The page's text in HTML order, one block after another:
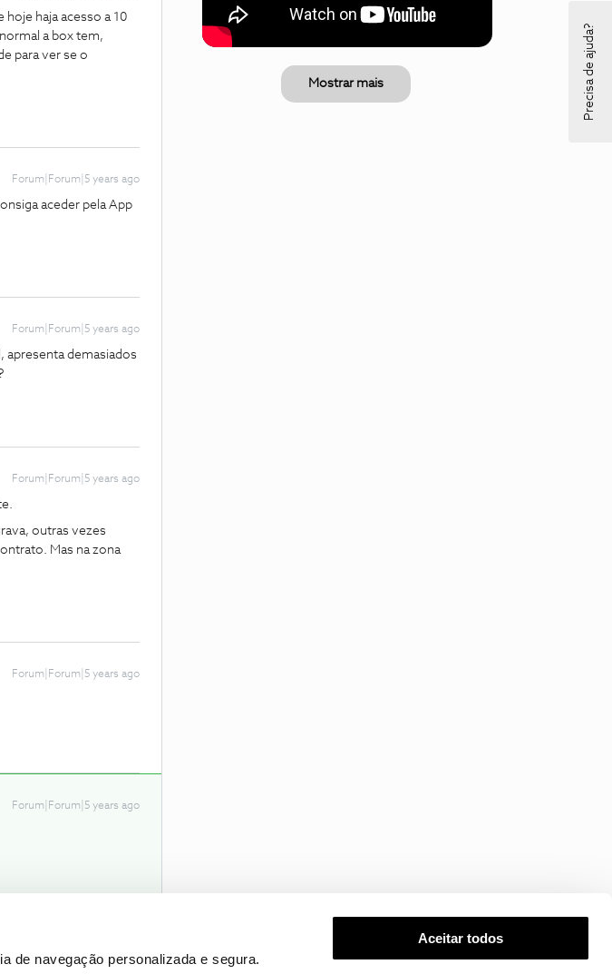
de navegação personalizada e segura.
Aceitar todos
haja acesso a 10
a box tem,
para ver se o
Forum|Forum|5 years ago
aceder pela App
Forum|Forum|5 years ago
apresenta demasiados
Forum|Forum|5 years ago
outras vezes
Mas na zona
Forum|Forum|5 years ago
Forum|Forum|5 years ago
Mostrar mais Precisa de ajuda?